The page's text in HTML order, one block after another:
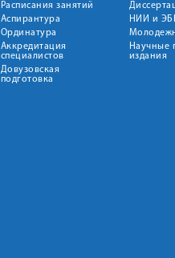
Расписания занятий
Аспирантура
Ординатура
Аккредитация
специалистов
Довузовская
подготовка
НИИ и
Научные
издания